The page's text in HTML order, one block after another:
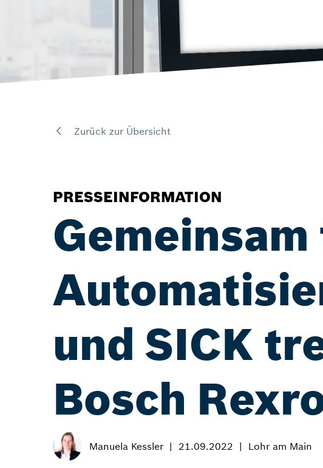
Zurück zur Übersicht
PRESSEINFORMATION
und SICK
Bosch
Manuela Kessler 21.09.2022 Lohr am Main